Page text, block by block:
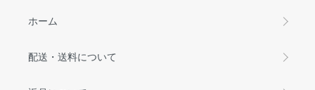
ホーム
配送・送料について